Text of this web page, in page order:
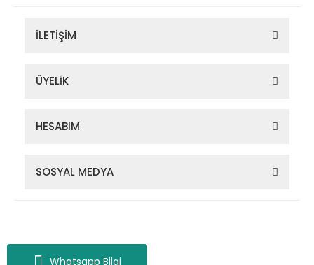
Whatsapp Bilgi
İLETİŞİM
ÜYELİK
HESABIM
SOSYAL MEDYA